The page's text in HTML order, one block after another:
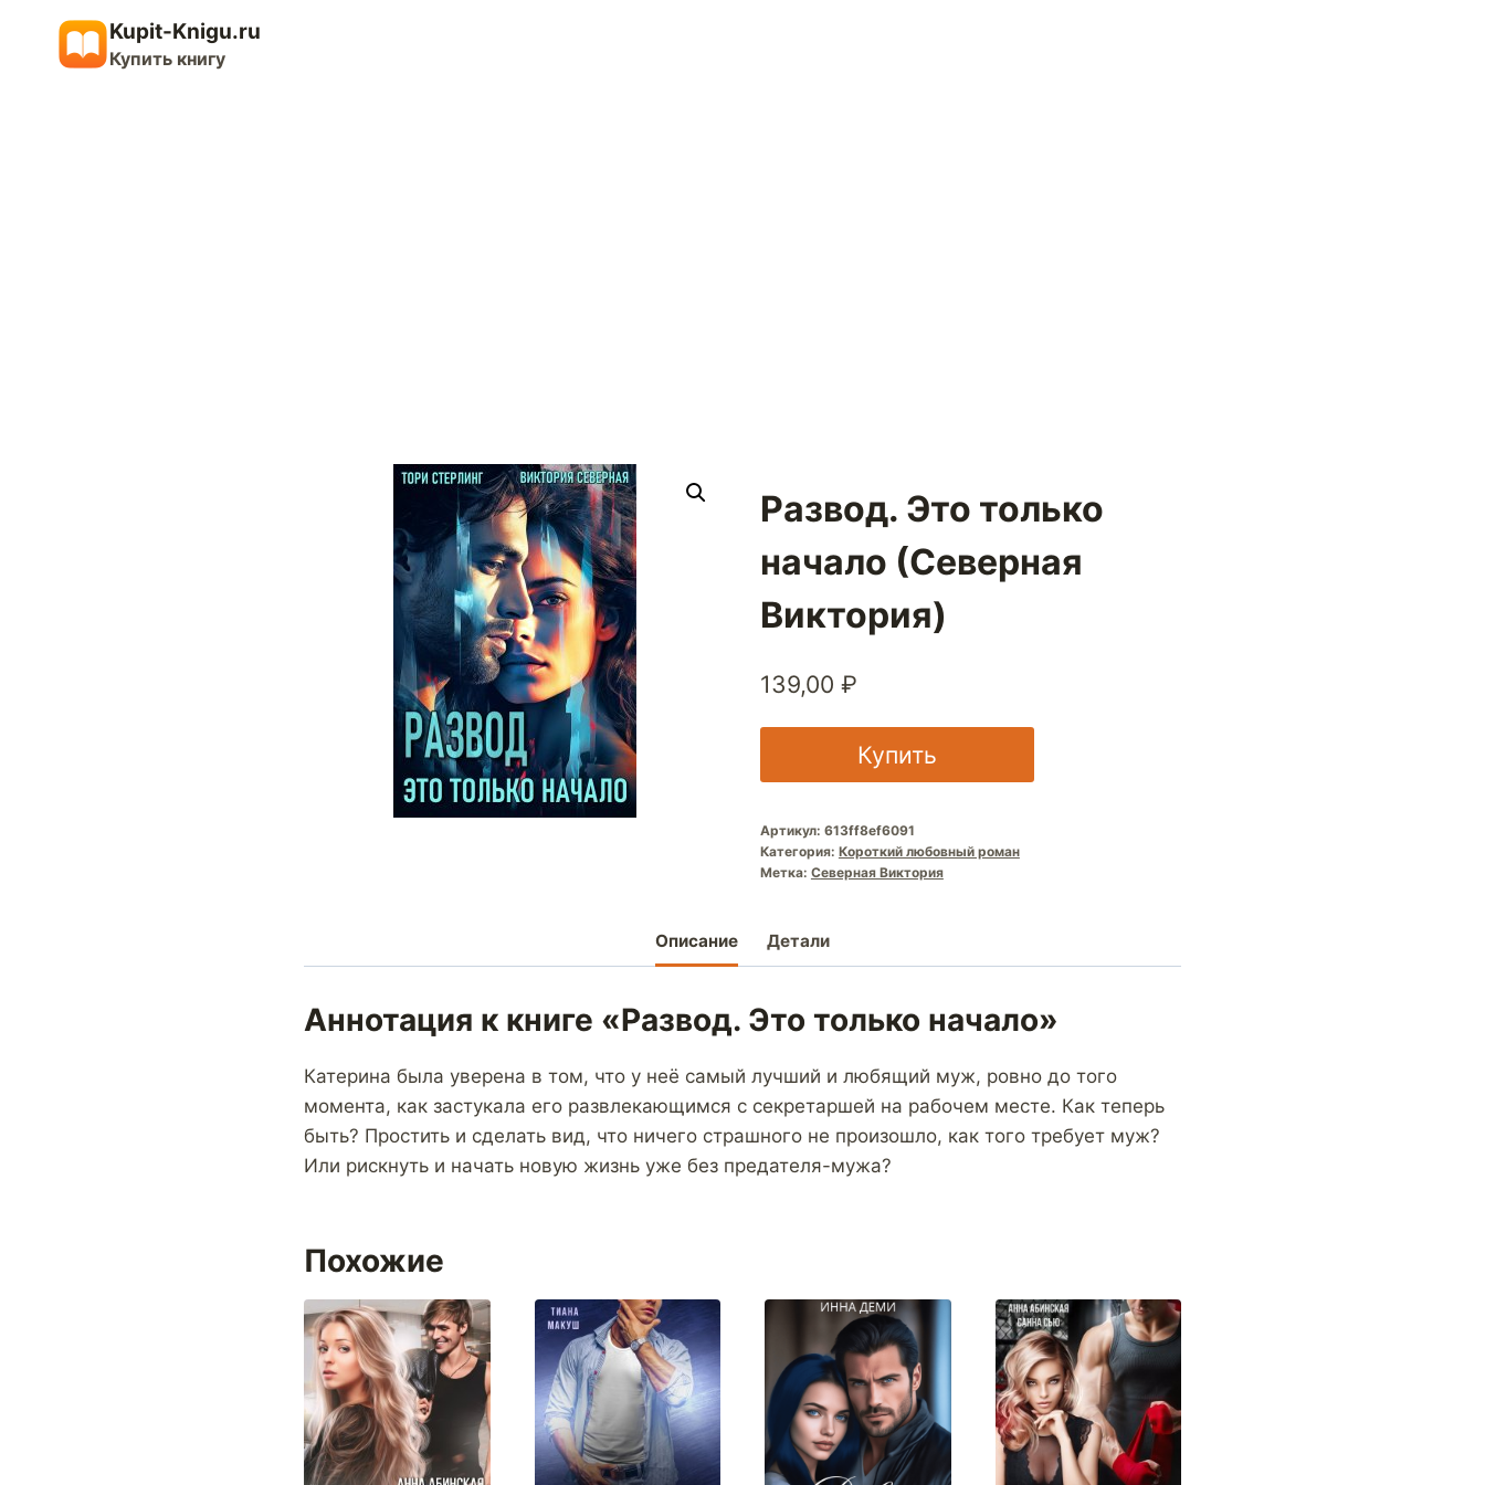
содержимому
Kupit-Knigu.ru
Купить книгу
Развод. Это только
начало (Северная
Виктория)
139,00 ₽
Купить
Артикул: 613ff8ef6091
Категория: Короткий любовный роман
Метка: Северная Виктория
Описание Детали
Аннотация к книге «Развод. Это только начало»
Катерина была уверена в том, что у неё самый лучший и любящий муж, ровно до того
момента, как застукала его развлекающимся с секретаршей на рабочем месте. Как теперь
быть? Простить и сделать вид, что ничего страшного не произошло, как того требует муж?
Или рискнуть и начать новую жизнь уже без предателя-мужа?
Похожие